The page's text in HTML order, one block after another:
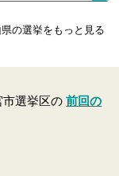
の選挙をもっと見る
市選挙区の前回の